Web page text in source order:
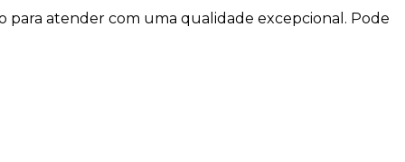
para atender com uma qualidade excepcional. Pode